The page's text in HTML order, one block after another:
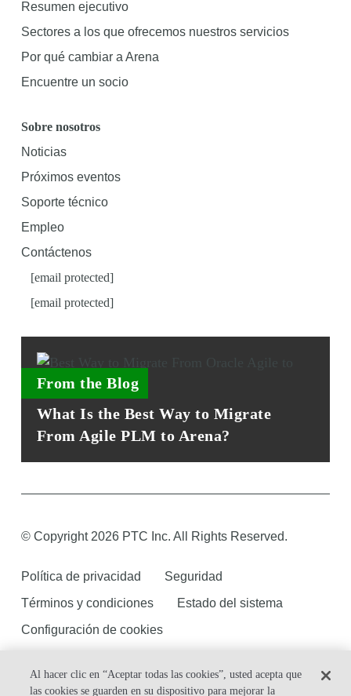
Resumen ejecutivo
Sectores a los que ofrecemos nuestros servicios
Por qué cambiar a Arena
Encuentre un socio
Sobre nosotros
Noticias
Próximos eventos
Soporte técnico
Empleo
Contáctenos
[email protected]
[email protected]
From the Blog
What Is the Best Way to Migrate
From Agile PLM to Arena?
© Copyright 2026 PTC Inc. All Rights Reserved.
Política de privacidad
Seguridad
Términos y condiciones
Estado del sistema
Configuración de cookies
Al hacer clic en “Aceptar todas las cookies”, usted acepta que
las cookies se guarden en su dispositivo para mejorar la